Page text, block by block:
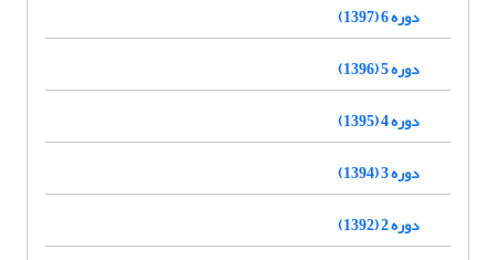
دوره 6 (1397)
دوره 5 (1396)
دوره 4 (1395)
دوره 3 (1394)
دوره 2 (1392)